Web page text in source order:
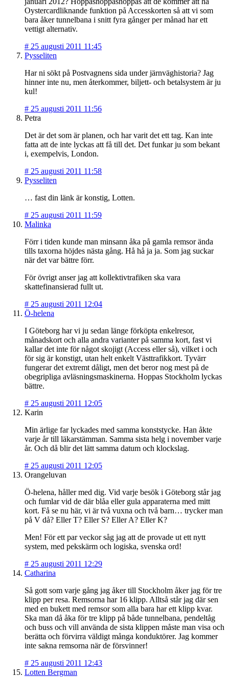
Oystercardliknande funktion på Accesskorten så att vi som
bara åker tunnelbana i snitt fyra gånger per månad har ett
vettigt alternativ.
# 25 augusti 2011 11:45
Pysseliten
Har ni sökt på Postvagnens sida under järnväghistoria? Jag
hinner inte nu, men återkommer, biljett- och betalsystem är ju
kul!
# 25 augusti 2011 11:56
Petra
Det är det som är planen, och har varit det ett tag. Kan inte
fatta att de inte lyckas att få till det. Det funkar ju som bekant
i, exempelvis, London.
# 25 augusti 2011 11:58
Pysseliten
… fast din länk är konstig, Lotten.
# 25 augusti 2011 11:59
Malinka
Förr i tiden kunde man minsann åka på gamla remsor ända
tills taxorna höjdes nästa gång. Hå hå ja ja. Som jag suckar
när det var bättre förr.
För övrigt anser jag att kollektivtrafiken ska vara
skattefinansierad fullt ut.
# 25 augusti 2011 12:04
Ö-helena
I Göteborg har vi ju sedan länge förköpta enkelresor,
månadskort och alla andra varianter på samma kort, fast vi
kallar det inte för något skojigt (Access eller så), vilket i och
för sig är konstigt, utan helt enkelt Västtrafikkort. Tyvärr
fungerar det extremt dåligt, men det beror nog mest på de
obegripliga avläsningsmaskinerna. Hoppas Stockholm lyckas
bättre.
# 25 augusti 2011 12:05
Karin
Min ärlige far lyckades med samma konststycke. Han åkte
varje år till läkarstämman. Samma sista helg i november varje
år. Och då blir det lätt samma datum och klockslag.
# 25 augusti 2011 12:05
Orangeluvan
Ö-helena, håller med dig. Vid varje besök i Göteborg står jag
och fumlar vid de där blåa eller gula apparaterna med mitt
kort. Få se nu här, vi är två vuxna och två barn… trycker man
på V då? Eller T? Eller S? Eller A? Eller K?
Men! För ett par veckor såg jag att de provade ut ett nytt
system, med pekskärm och logiska, svenska ord!
# 25 augusti 2011 12:29
Catharina
Så gott som varje gång jag åker till Stockholm åker jag för tre
klipp per resa. Remsorna har 16 klipp. Alltså står jag där sen
med en bukett med remsor som alla bara har ett klipp kvar.
Ska man då åka för tre klipp på både tunnelbana, pendeltåg
och buss och vill använda de sista klippen måste man visa och
berätta och förvirra väldigt många konduktörer. Jag kommer
inte sakna remsorna när de försvinner!
# 25 augusti 2011 12:43
Lotten Bergman